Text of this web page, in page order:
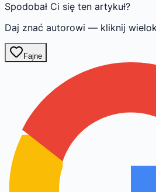
Spodobał Ci się ten artykuł?
Daj znać autorowi — kliknij
Fajne